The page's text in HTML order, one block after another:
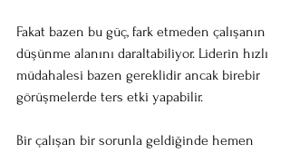
Fakat bazen bu güç, fark etmeden çalışanın
düşünme alanını daraltabiliyor. Liderin hızlı
müdahalesi bazen gereklidir ancak birebir
görüşmelerde ters etki yapabilir.
Bir çalışan bir sorunla geldiğinde hemen